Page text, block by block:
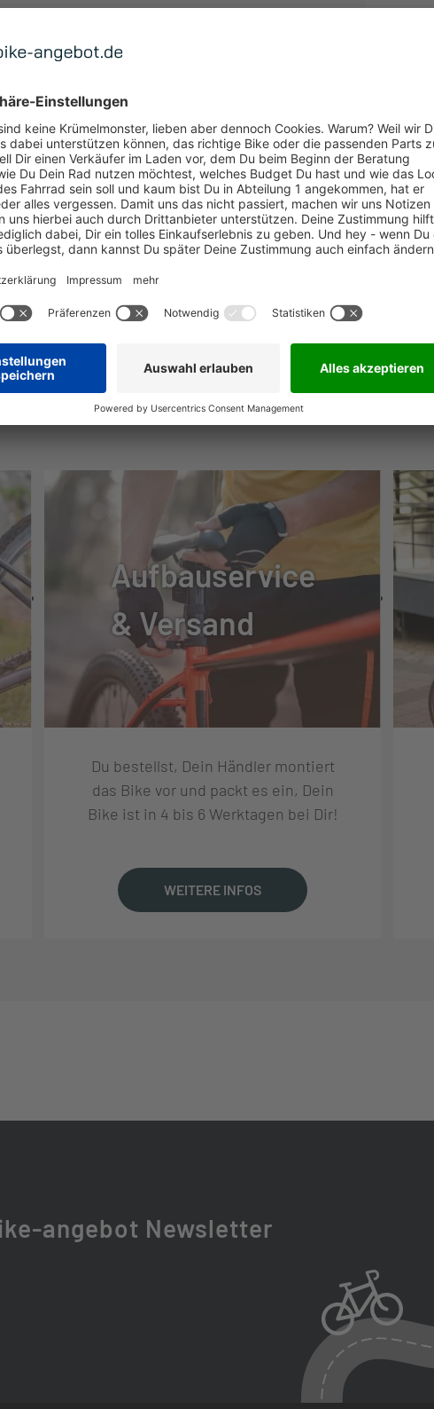
HYDRAULISCH
A-MAJIG
RD-M6100-SGS 12S, SHADOW+, 12-GANG
SL-M6100-R, RAPIDFIRE+, TRIGGER SHIFTER
NÜTZLICHE INFOS
Aufbauservice
& Versand
Du bestellst, Dein Händler montiert
das Bike vor und packt es ein, Dein
Bike ist in 4 bis 6 Werktagen bei Dir!
WEITERE INFOS
angebot Newsletter